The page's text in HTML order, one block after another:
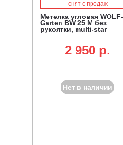
снят с продаж
Метелка угловая WOLF-
Garten BW 25 M без
рукоятки, multi-star
2 950 p.
Нет в наличии